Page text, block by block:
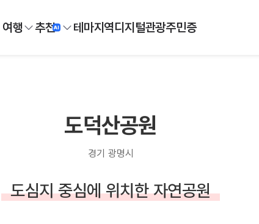
여행 추천 테마지역디지털관광주민증
도덕산공원
경기 광명시
도심지 중심에 위치한 자연공원